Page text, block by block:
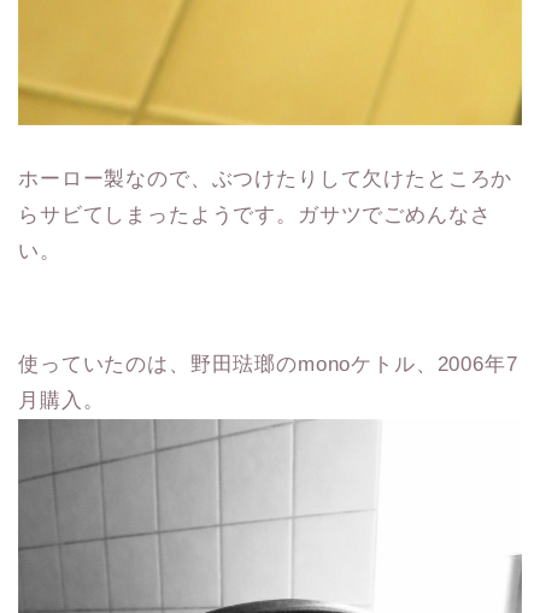
ホーロー製なので、ぶつけたりして欠けたところか
らサビてしまったようです。ガサツでごめんなさ
い。
使っていたのは、野田琺瑯のmonoケトル、2006年7
月購入。